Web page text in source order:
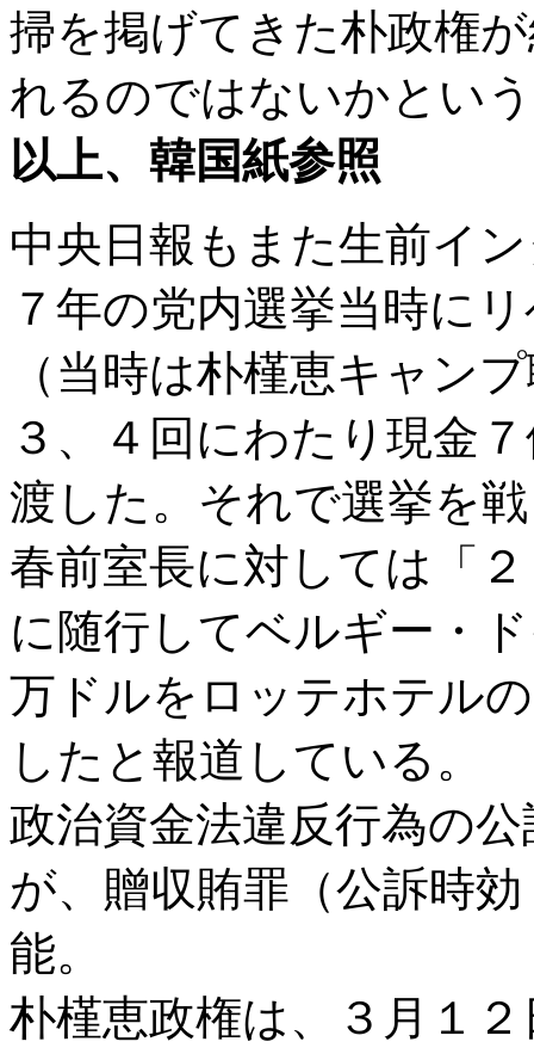
掃を掲げてきた朴政権
れるのではないかとい
以上、韓国紙参照
中央日報もまた生前イ
７年の党内選挙当時に
（当時は朴槿恵キャン
３、４回にわたり現金
渡した。それで選挙を
春前室長に対しては「
に随行してベルギー・
万ドルをロッテホテル
したと報道している。
政治資金法違反行為の
が、贈収賄罪（公訴時
能。
朴槿恵政権は、３月１